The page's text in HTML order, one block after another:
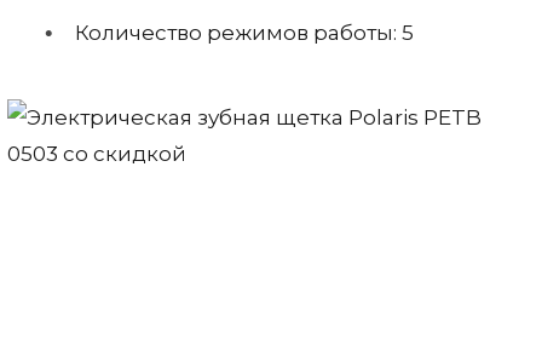
Количество режимов работы: 5